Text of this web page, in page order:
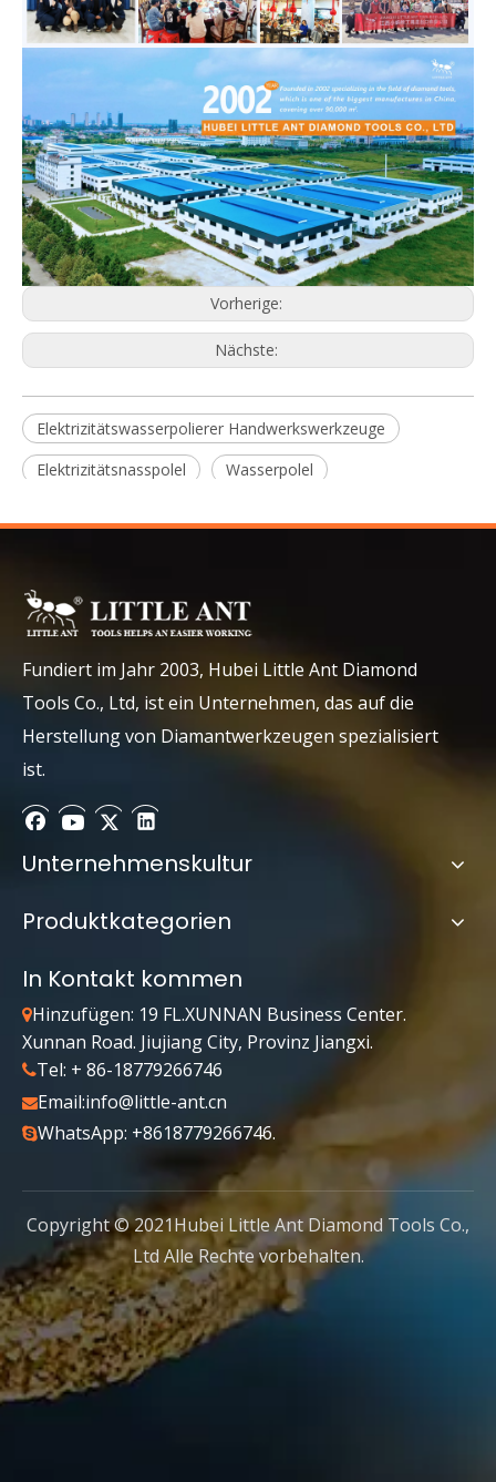
Vorherige:
Nächste:
Elektrizitätswasserpolierer Handwerkswerkzeuge
Elektrizitätsnasspolel
Wasserpolel
Product Inquiry
Attach Files
Submit
Fundiert im Jahr 2003, Hubei Little Ant Diamond
Tools Co., Ltd, ist ein Unternehmen, das auf die
Herstellung von Diamantwerkzeugen spezialisiert
ist.
Unternehmenskultur
Produktkategorien
In Kontakt kommen
Hinzufügen: 19 FL.XUNNAN Business Center.
Xunnan Road. Jiujiang City, Provinz Jiangxi.
Tel: + 86-18779266746
Email:info@little-ant.cn
WhatsApp: +8618779266746.
Copyright © 2021Hubei Little Ant Diamond Tools Co.,
Ltd Alle Rechte vorbehalten.